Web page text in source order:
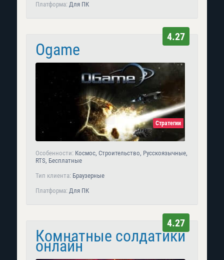
Платформа: Для ПК
Ogame
4.27
Стратегии
Особенности: Космос, Строительство, Русскоязычные,
RTS, Бесплатные
Тип клиента: Браузерные
Платформа: Для ПК
Комнатные солдатики
онлайн
4.27